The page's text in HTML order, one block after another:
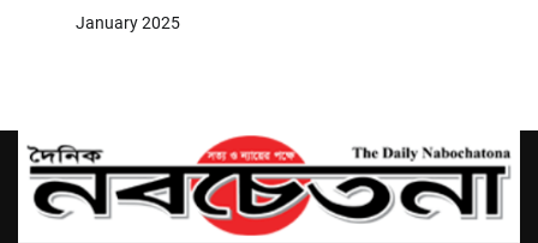
January 2025